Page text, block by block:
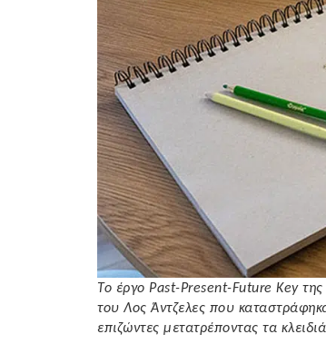
Το έργο Past-Present-Future Key
του Λος Άντζελες που
επιζώντες μετατρέποντας τα